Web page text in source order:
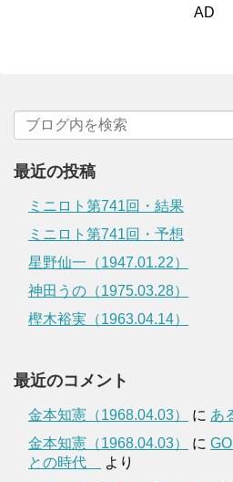
AD
最近の投稿
ミニロト第741回・結果
ミニロト第741回・予想
星野仙一（1947.01.22）
神田うの（1975.03.28）
樫木裕実（1963.04.14）
最近のコメント
金本知憲（1968.04.03） に あ
金本知憲（1968.04.03）
に
との時代
より